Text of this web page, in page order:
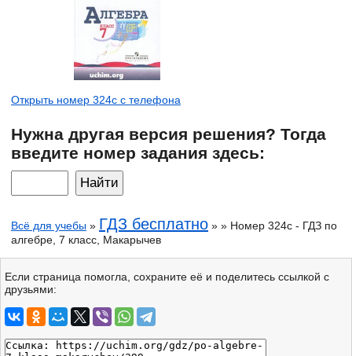
Открыть номер 324с с телефона
Нужна другая версия решения? Тогда
введите номер задания здесь:
Всё для учебы » ГДЗ бесплатно » » Номер 324с - ГДЗ по
алгебре, 7 класс, Макарычев
Если страница помогла, сохраните её и поделитесь ссылкой с
друзьями: